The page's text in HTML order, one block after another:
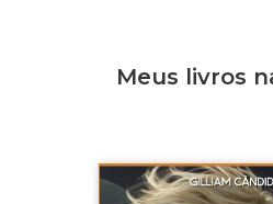
Meus livros